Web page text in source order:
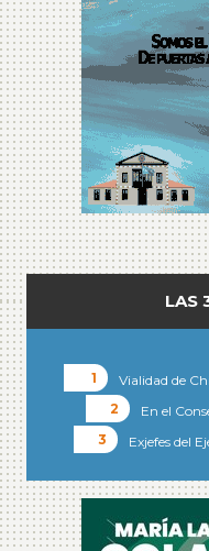
LAS
Vialidad de
En el
Exjefes del